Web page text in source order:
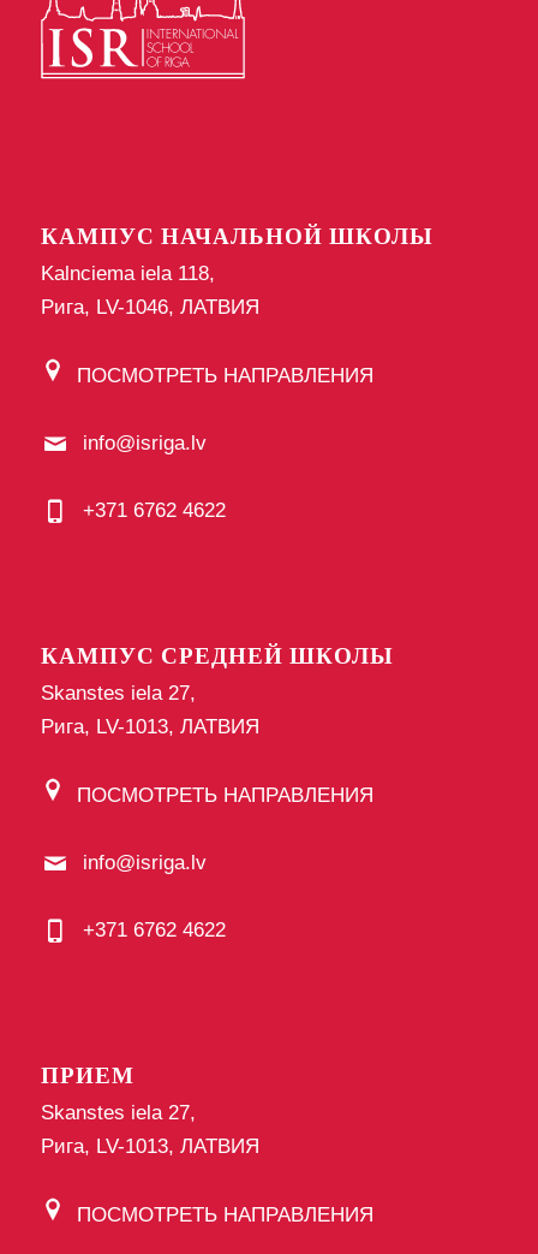
КАМПУС НАЧАЛЬНОЙ ШКОЛЫ
Kalnciema iela 118,
Рига, LV-1046, ЛАТВИЯ
ПОСМОТРЕТЬ НАПРАВЛЕНИЯ
info@isriga.lv
+371 6762 4622
КАМПУС СРЕДНЕЙ ШКОЛЫ
Skanstes iela 27,
Рига, LV-1013, ЛАТВИЯ
ПОСМОТРЕТЬ НАПРАВЛЕНИЯ
info@isriga.lv
+371 6762 4622
ПРИЕМ
Skanstes iela 27,
Рига, LV-1013, ЛАТВИЯ
ПОСМОТРЕТЬ НАПРАВЛЕНИЯ